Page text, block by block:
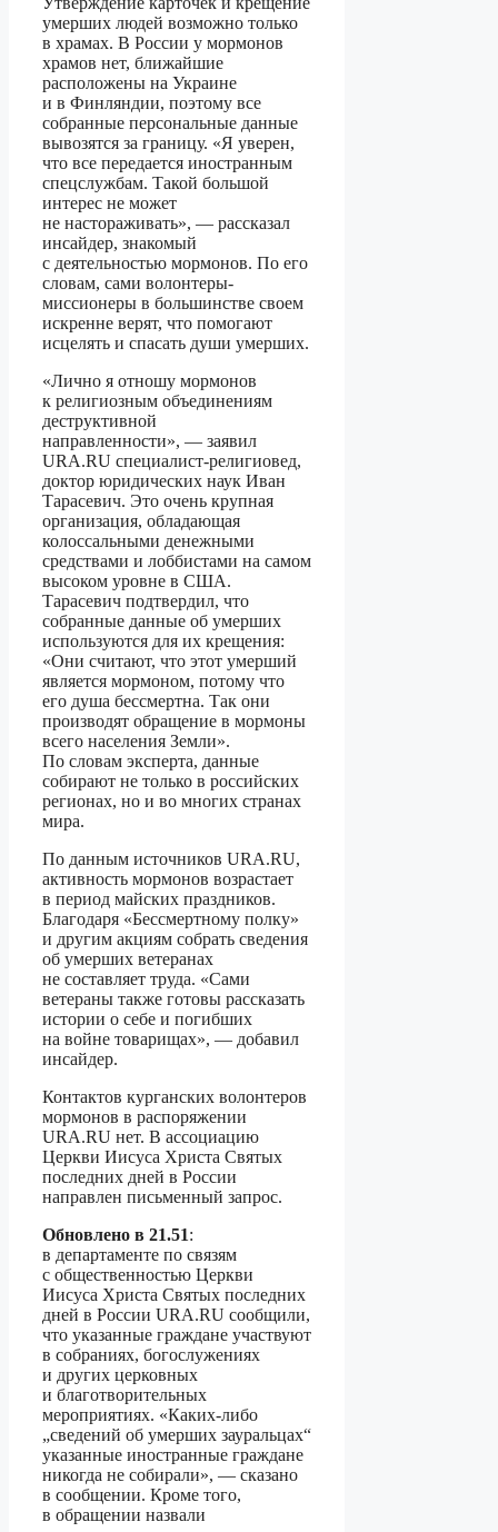
умерших людей возможно только
в храмах. В России у мормонов
храмов нет, ближайшие
расположены на Украине
и в Финляндии, поэтому все
собранные персональные данные
вывозятся за границу. «Я уверен,
что все передается иностранным
спецслужбам. Такой большой
интерес не может
не настораживать», — рассказал
инсайдер, знакомый
с деятельностью мормонов. По его
словам, сами волонтеры-
миссионеры в большинстве своем
искренне верят, что помогают
исцелять и спасать души умерших.
«Лично я отношу мормонов
к религиозным объединениям
деструктивной
направленности», — заявил
URA.RU специалист-религиовед,
доктор юридических наук Иван
Тарасевич. Это очень крупная
организация, обладающая
колоссальными денежными
средствами и лоббистами на самом
высоком уровне в США.
Тарасевич подтвердил, что
собранные данные об умерших
используются для их крещения:
«Они считают, что этот умерший
является мормоном, потому что
его душа бессмертна. Так они
производят обращение в мормоны
всего населения Земли».
По словам эксперта, данные
собирают не только в российских
регионах, но и во многих странах
мира.
По данным источников URA.RU,
активность мормонов возрастает
в период майских праздников.
Благодаря «Бессмертному полку»
и другим акциям собрать сведения
об умерших ветеранах
не составляет труда. «Сами
ветераны также готовы рассказать
истории о себе и погибших
на войне товарищах», — добавил
инсайдер.
Контактов курганских волонтеров
мормонов в распоряжении
URA.RU нет. В ассоциацию
Церкви Иисуса Христа Святых
последних дней в России
направлен письменный запрос.
Обновлено в 21.51:
в департаменте по связям
с общественностью Церкви
Иисуса Христа Святых последних
дней в России URA.RU сообщили,
что указанные граждане участвуют
в собраниях, богослужениях
и других церковных
и благотворительных
мероприятиях. «Каких-либо
„сведений об умерших зауральцах“
указанные иностранные граждане
никогда не собирали», — сказано
в сообщении. Кроме того,
в обращении назвали